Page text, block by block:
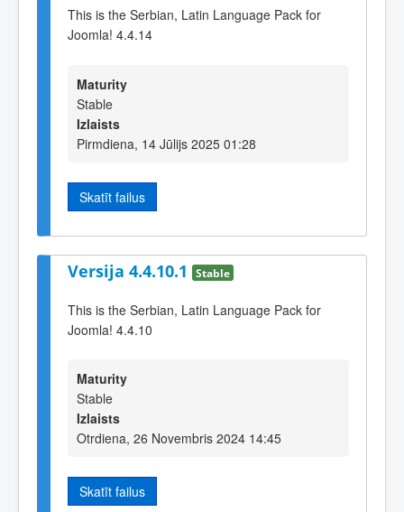
This is the Serbian, Latin Language Pack for
Joomla! 4.4.14
Maturity
Stable
Izlaists
Pirmdiena, 14 Jūlijs 2025 01:28
Skatīt failus
Versija 4.4.10.1 Stable
This is the Serbian, Latin Language Pack for
Joomla! 4.4.10
Maturity
Stable
Izlaists
Otrdiena, 26 Novembris 2024 14:45
Skatīt failus